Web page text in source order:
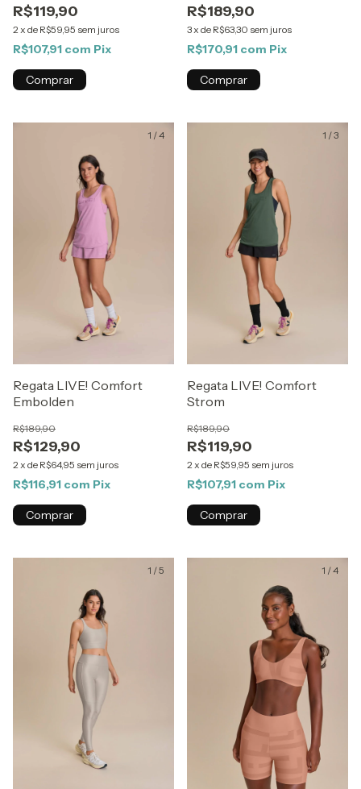
R$119,90
2 x de R$59,95 sem juros
R$107,91 com Pix
Comprar
R$189,90
3x de R$63,30 sem juros
R$170,91 com Pix
Comprar
1 /4
Regata LIVE! Comfort
Embolden
R$129,90
R$189,90
2 x de R$64,95 sem juros
R$116,91 com Pix
Comprar
1 /3
Regata LIVE! Comfort
Strom
R$119,90
R$189,90
2 x de R$59,95 sem juros
R$107,91 com Pix
Comprar
1 /5 1 /4